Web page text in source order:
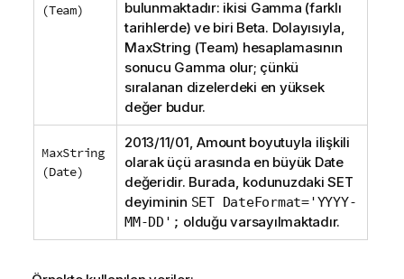
(Team)
bulunmaktadır: ikisi Gamma (farklı
tarihlerde) ve biri Beta. Dolayısıyla,
MaxString (Team) hesaplamasının
sonucu Gamma olur; çünkü
sıralanan dizelerdeki en yüksek
değer budur.
MaxString
(Date)
2013/11/01, Amountboyutuyla ilişkili
olarak üçü arasında en büyük Date
değeridir. Burada, kodunuzdakiSET
deyiminin SET DateFormat='YYYY-
MM-DD'; olduğu varsayılmaktadır.